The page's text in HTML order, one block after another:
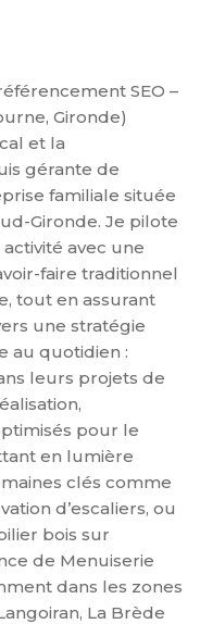
SEO –
Gironde)
et la
gérante de
familiale située
Gironde. Je pilote
avec une
faire traditionnel
tout en assurant
une stratégie
au quotidien :
leurs projets de
pour le
en lumière
clés comme
d’escaliers, ou
bois sur
de Menuiserie
dans les zones
La Brède